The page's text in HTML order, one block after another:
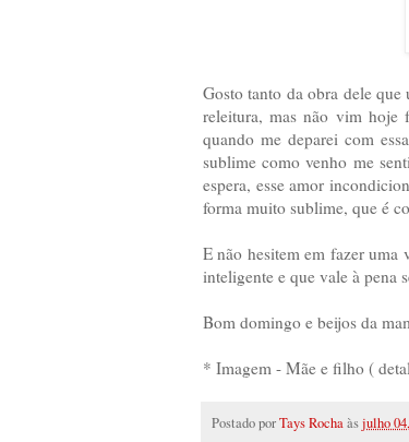
Gosto tanto da obra dele
releitura, mas não vim hoje
quando me deparei com
sublime como venho me
espera, esse amor
forma muito sublime, que é
E não hesitem em fazer uma
inteligente e que vale à pena
Bom domingo e beijos da
* Imagem - Mãe e filho (
Postado porTays Rochaàsjulho